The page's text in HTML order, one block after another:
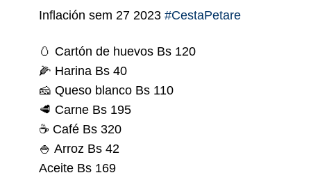
Inflación sem 27 2023 #CestaPetare
🥚 Cartón de huevos Bs 120
🌽 Harina Bs 40
🧀 Queso blanco Bs 110
🥩 Carne Bs 195
☕️ Café Bs 320
🍚 Arroz Bs 42
Aceite Bs 169